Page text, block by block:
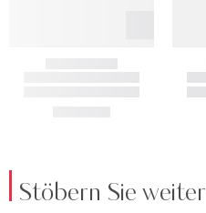
Stöbern Sie weiter